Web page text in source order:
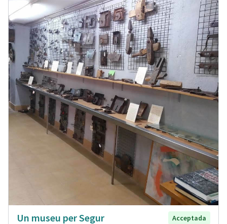
Un museu per Segur
Acceptada